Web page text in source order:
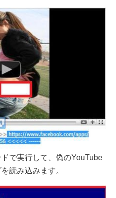
で実行して、偽のYouTube
読み込みます。